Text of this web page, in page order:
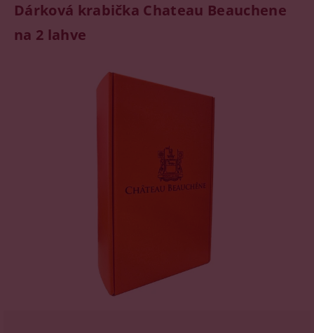
Dárková krabička Chateau Beauchene
na 2 lahve